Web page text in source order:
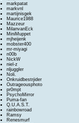
markpatat
markvnl
martijnisgek
Maurice1988
Mazzeur
MilanvanEck
MiniMuppet
mjheijenk
mobster400
mr-miyagi
n00b
NickW
niel-z
nljuggler
Noli.
Onkruidbestrjider
Outrageousphoto
pr0mpt
PsychoMirror
Puma-fan
Q.U.A.S.T.
rainbowroad
Ramsy
Renesmurf